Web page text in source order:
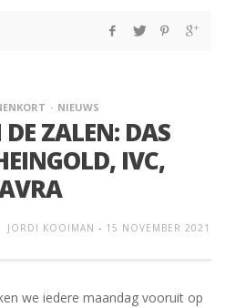
NIEUWS
ZALEN: DAS
IVC,
JORDI KOOIMAN - 15 NOVEMBER 2021
we iedere maandag vooruit op